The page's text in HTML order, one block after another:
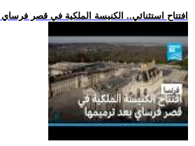
.. افتتاح استثنائي.. الكنيسة الملكية في قصر فرساي